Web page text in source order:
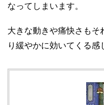
なってしまいます。
大きな動きや痛快さもそ
り緩やかに効いてくる感